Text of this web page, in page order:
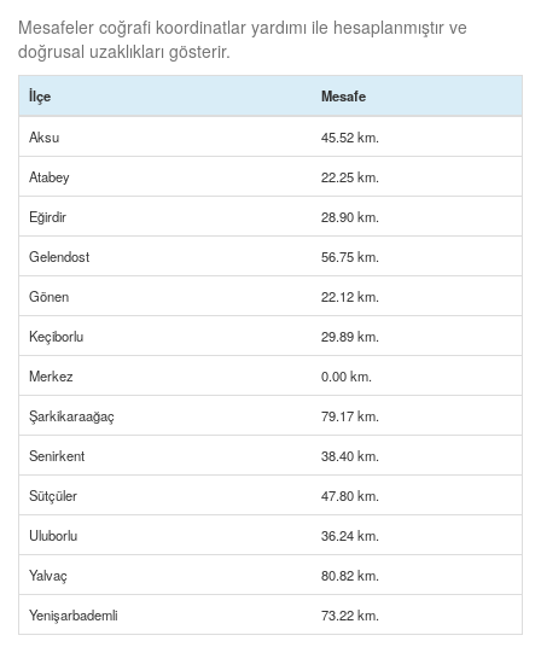
Mesafeler coğrafi koordinatlar yardımı ile hesaplanmıştır ve
doğrusal uzaklıkları gösterir.
İlçe Mesafe
Aksu 45.52 km.
Atabey 22.25 km.
Eğirdir 28.90 km.
Gelendost 56.75 km.
Gönen 22.12 km.
Keçiborlu 29.89 km.
Merkez 0.00 km.
Şarkikaraağaç 79.17 km.
Senirkent 38.40 km.
Sütçüler 47.80 km.
Uluborlu 36.24 km.
Yalvaç 80.82 km.
Yenişarbademli 73.22 km.